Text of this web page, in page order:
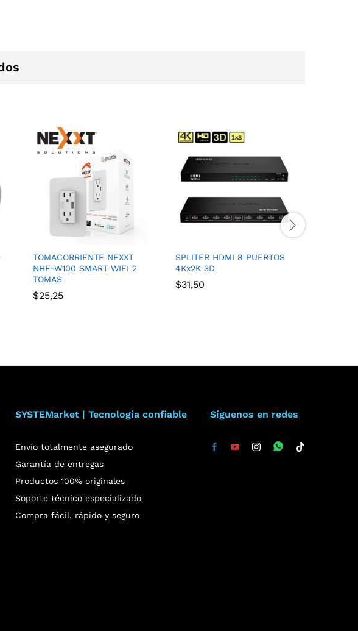
TOMACORRIENTE NEXXT
NHE-W100 SMART WIFI 2
TOMAS
$25,25
SPLITER HDMI 8 PUERTOS
4Kx2K 3D
$31,50
SYSTEMarket | Tecnología confiable
Envío totalmente asegurado
Garantía de entregas
Productos 100% originales
Soporte técnico especializado
Compra fácil, rápido y seguro
Síguenos en redes